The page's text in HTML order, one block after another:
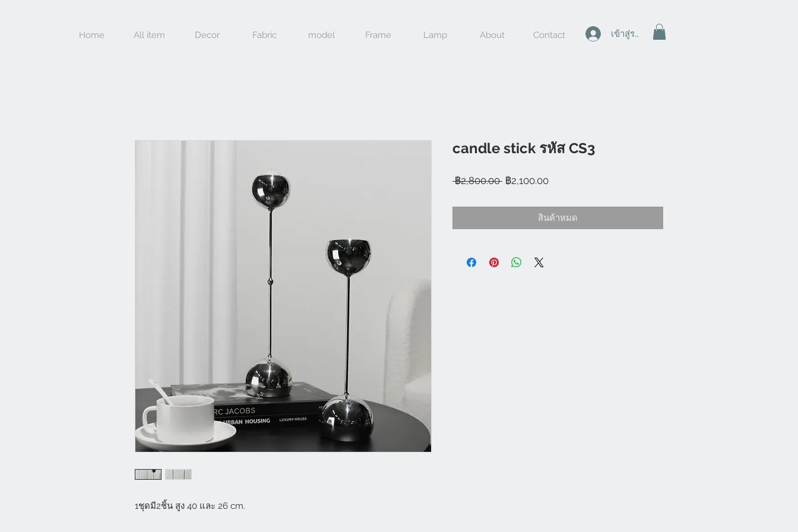
Home All item Decor Fabric model Frame Lamp About Contact เข้าสู่ระบบ
1ชุดมี2ชิ้น สูง 40 และ 26 cm.
candle stick รหัส CS3
฿2,800.00 ราคา
฿2,100.00ราคา
ลด
สินค้าหมด